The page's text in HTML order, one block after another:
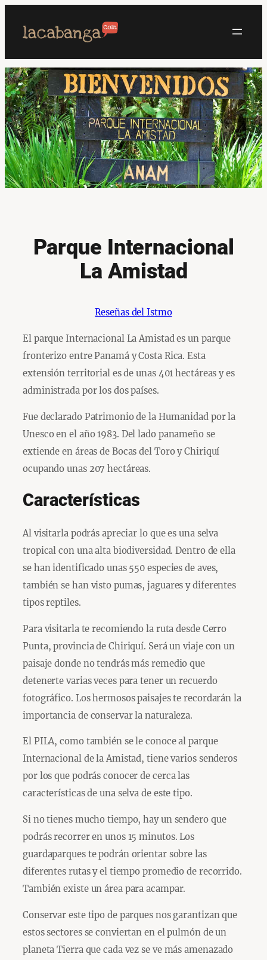
Parque Internacional
La Amistad
Reseñas del Istmo
El parque Internacional La Amistad es un parque
fronterizo entre Panamá y Costa Rica. Esta
extensión territorial es de unas 401 hectáreas y es
administrada por los dos países.
Fue declarado Patrimonio de la Humanidad por la
Unesco en el año 1983. Del lado panameño se
extiende en áreas de Bocas del Toro y Chiriquí
ocupando unas 207 hectáreas.
Características
Al visitarla podrás apreciar lo que es una selva
tropical con una alta biodiversidad. Dentro de ella
se han identificado unas 550 especies de aves,
también se han visto pumas, jaguares y diferentes
tipos reptiles.
Para visitarla te recomiendo la ruta desde Cerro
Punta, provincia de Chiriquí. Será un viaje con un
paisaje donde no tendrás más remedio que
detenerte varias veces para tener un recuerdo
fotográfico. Los hermosos paisajes te recordarán la
importancia de conservar la naturaleza.
El PILA, como también se le conoce al parque
Internacional de la Amistad, tiene varios senderos
por los que podrás conocer de cerca las
características de una selva de este tipo.
Si no tienes mucho tiempo, hay un sendero que
podrás recorrer en unos 15 minutos. Los
guardaparques te podrán orientar sobre las
diferentes rutas y el tiempo promedio de recorrido.
También existe un área para acampar.
Conservar este tipo de parques nos garantizan que
estos sectores se conviertan en el pulmón de un
planeta Tierra que cada vez se ve más amenazado